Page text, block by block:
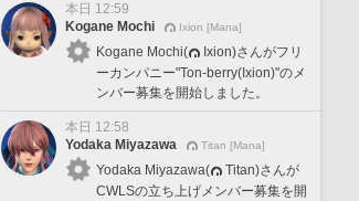
本日 12:59
Kogane Mochi
Ixion [Mana]
Kogane Mochi(
Ixion)さんがフリ
ーカンパニー"Ton-berry(Ixion)"のメ
ンバー募集を開始しました。
本日 12:58
Yodaka Miyazawa
Titan [Mana]
Yodaka Miyazawa(
Titan)さんが
CWLSの立ち上げメンバー募集を開